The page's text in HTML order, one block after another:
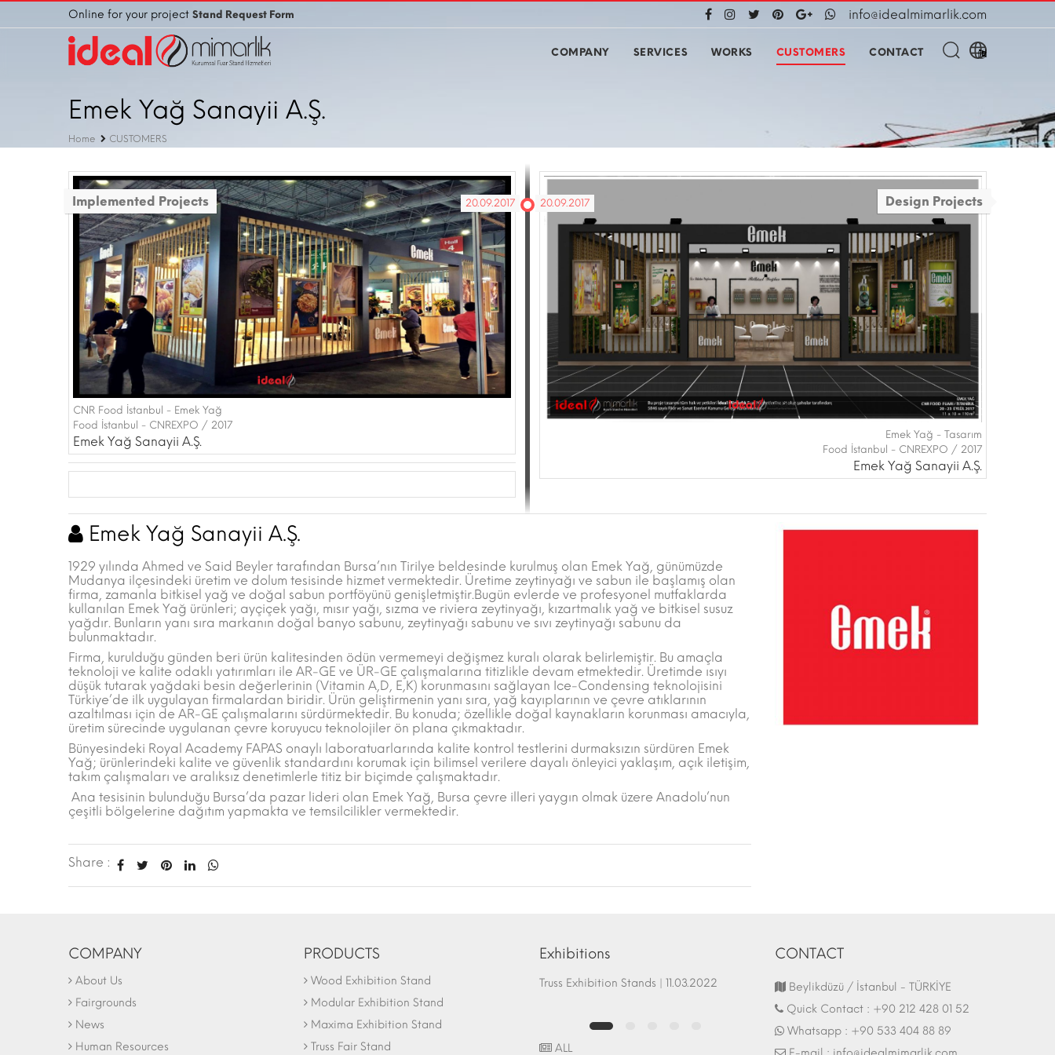
Online for your project Stand Request Form info@idealmimarlik.com
COMPANY SERVICES WORKS CUSTOMERS CONTACT
Emek Yağ Sanayii A.Ş.
Home CUSTOMERS
Implemented Projects 20.09.2017
CNR Food İstanbul - Emek Yağ
Food İstanbul - CNREXPO / 2017
Emek Yağ Sanayii A.Ş.
Design Projects
20.09.2017
Emek Yağ - Tasarım
Food İstanbul - CNREXPO / 2017
Emek Yağ Sanayii A.Ş.
Emek Yağ Sanayii A.Ş.
1929 yılında Ahmed ve Said Beyler tarafından Bursa’nın Tirilye beldesinde kurulmuş olan Emek Yağ, günümüzde
Mudanya ilçesindeki üretim ve dolum tesisinde hizmet vermektedir. Üretime zeytinyağı ve sabun ile başlamış olan
firma, zamanla bitkisel yağ ve doğal sabun portföyünü genişletmiştir.Bugün evlerde ve profesyonel mutfaklarda
kullanılan Emek Yağ ürünleri; ayçiçek yağı, mısır yağı, sızma ve riviera zeytinyağı, kızartmalık yağ ve bitkisel susuz
yağdır. Bunların yanı sıra markanın doğal banyo sabunu, zeytinyağı sabunu ve sıvı zeytinyağı sabunu da
bulunmaktadır.
Firma, kurulduğu günden beri ürün kalitesinden ödün vermemeyi değişmez kuralı olarak belirlemiştir. Bu amaçla
teknoloji ve kalite odaklı yatırımları ile AR-GE ve ÜR-GE çalışmalarına titizlikle devam etmektedir. Üretimde ısıyı
düşük tutarak yağdaki besin değerlerinin (Vitamin A,D, E,K) korunmasını sağlayan Ice-Condensing teknolojisini
Türkiye’de ilk uygulayan firmalardan biridir. Ürün geliştirmenin yanı sıra, yağ kayıplarının ve çevre atıklarının
azaltılması için de AR-GE çalışmalarını sürdürmektedir. Bu konuda; özellikle doğal kaynakların korunması amacıyla,
üretim sürecinde uygulanan çevre koruyucu teknolojiler ön plana çıkmaktadır.
Bünyesindeki Royal Academy FAPAS onaylı laboratuarlarında kalite kontrol testlerini durmaksızın sürdüren Emek
Yağ; ürünlerindeki kalite ve güvenlik standardını korumak için bilimsel verilere dayalı önleyici yaklaşım, açık iletişim,
takım çalışmaları ve aralıksız denetimlerle titiz bir biçimde çalışmaktadır.
Ana tesisinin bulunduğu Bursa’da pazar lideri olan Emek Yağ, Bursa çevre illeri yaygın olmak üzere Anadolu’nun
çeşitli bölgelerine dağıtım yapmakta ve temsilcilikler vermektedir.
Share :
COMPANY
About Us
Fairgrounds
News
Human Resources
PRODUCTS
Wood Exhibition Stand
Modular Exhibition Stand
Maxima Exhibition Stand
Truss Fair Stand
Exhibitions
Truss Exhibition Stands | 11.03.2022 Fair Stand | 07.10.2017
ALL
CONTACT
Beylikdüzü / İstanbul - TÜRKİYE
Quick Contact : +90 212 428 01 52
Whatsapp : +90 533 404 88 89